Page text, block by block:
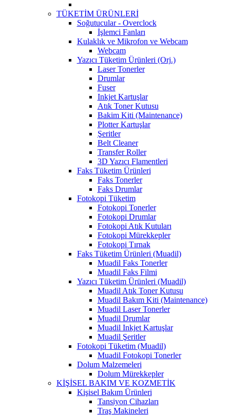
TÜKETİM ÜRÜNLERİ
Soğutucular - Overclock
İşlemci Fanları
Kulaklık ve Mikrofon ve Webcam
Webcam
Yazıcı Tüketim Ürünleri (Orj.)
Laser Tonerler
Drumlar
Fuser
Inkjet Kartuşlar
Atık Toner Kutusu
Bakim Kiti (Maintenance)
Plotter Kartuşlar
Şeritler
Belt Cleaner
Transfer Roller
3D Yazıcı Flamentleri
Faks Tüketim Ürünleri
Faks Tonerler
Faks Drumlar
Fotokopi Tüketim
Fotokopi Tonerler
Fotokopi Drumlar
Fotokopi Atık Kutuları
Fotokopi Mürekkepler
Fotokopi Tırnak
Faks Tüketim Ürünleri (Muadil)
Muadil Faks Tonerler
Muadil Faks Filmi
Yazıcı Tüketim Ürünleri (Muadil)
Muadil Atık Toner Kutusu
Muadil Bakım Kiti (Maintenance)
Muadil Laser Tonerler
Muadil Drumlar
Muadil Inkjet Kartuşlar
Muadil Şeritler
Fotokopi Tüketim (Muadil)
Muadil Fotokopi Tonerler
Dolum Malzemeleri
Dolum Mürekkepler
KİŞİSEL BAKIM VE KOZMETİK
Kişisel Bakım Ürünleri
Tansiyon Cihazları
Traş Makineleri